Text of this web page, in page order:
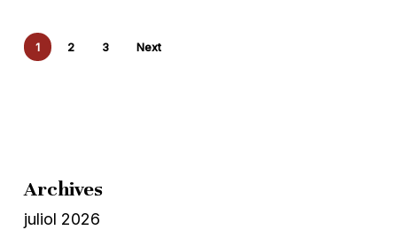
1 2 3 Next
Archives
juliol 2026